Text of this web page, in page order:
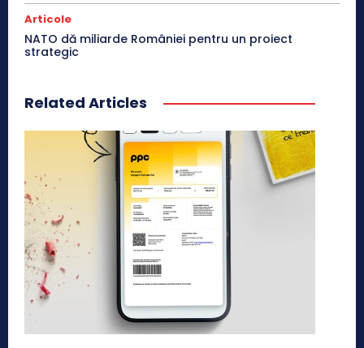
Articole
NATO dă miliarde României pentru un proiect
strategic
Related Articles